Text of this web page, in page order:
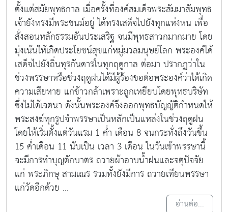
ตั้งแต่สมัยพุทธกาล เมื่อครั้งที่องค์สมเด็จพระสัมมาสัมพุทธ
เจ้ายังทรงมีพระชนม์อยู่ ได้ทรงเสด็จไปยังทุกแห่งหน เพื่อ
สั่งสอนหลักธรรมอันประเสริฐ จนมีพุทธสาวกมากมาย โดย
มุ่งเน้นให้เกิดประโยชน์สุขแก่หมู่มวลมนุษย์โลก พระองค์ได้
เสด็จไปยังถิ่นทุรกันดารในทุกฤดูกาล ต่อมา ปรากฏว่าใน
ช่วงพรรษาหรือช่วงฤดูฝนได้มีผู้ร้องขอต่อพระองค์ว่าได้เกิด
ความเสียหาย แก่ข้าวกล้าเพราะถูกเหยียบโดยพุทธบริษัท
ซึ่งไม่ได้เจตนา ดังนั้นพระองค์จึงออกพุทธบัญญัติกำหนดให้
พระสงฆ์ทุกรูปจำพรรษาเป็นหลักเป็นแหล่งในช่วงฤดูฝน
โดยให้เริ่มตั้งแต่วันแรม 1 ค่ำ เดือน 8 จนกระทั่งถึงวันขึ้น
15 ค่ำเดือน 11 นับเป็น เวลา 3 เดือน ในวันเข้าพรรษานี้
จะมีการทำบุญตักบาตร ถวายผ้าอาบน้ำฝนและจตุปัจจัย
แก่ พระภิกษุ สามเณร รวมทั้งยังมีการ ถวายเทียนพรรษา
แก่วัดอีกด้วย ...
อ่านต่อ...